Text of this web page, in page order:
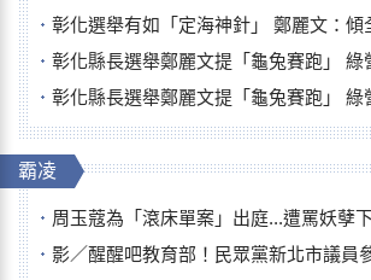
彰化選舉有如「定海神針」 鄭麗文：傾全黨
彰化縣長選舉鄭麗文提「龜兔賽跑」 綠營、無黨
彰化縣長選舉鄭麗文提「龜兔賽跑」 綠營、無黨
霸凌
周玉蔻為「滾床單案」出庭...遭罵妖孽下地獄 張淑娟
影／醒醒吧教育部！民眾黨新北市議員參選人提出校園